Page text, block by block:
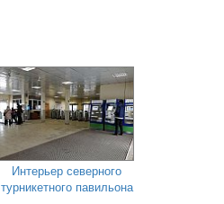
Интерьер северного
турникетного павильона